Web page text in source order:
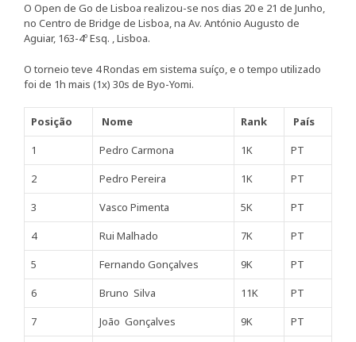
O Open de Go de Lisboa realizou-se nos dias 20 e 21 de Junho,
no Centro de Bridge de Lisboa, na Av. António Augusto de
Aguiar, 163-4º Esq. , Lisboa.
O torneio teve 4 Rondas em sistema suíço, e o tempo utilizado
foi de 1h mais (1x) 30s de Byo-Yomi.
Posição Nome Rank
País
1
Pedro Carmona 1K
PT
2
Pedro Pereira 1K
PT
3
Vasco Pimenta 5K
PT
4
Rui Malhado 7K
PT
5
Fernando Gonçalves 9K
PT
6
Bruno Silva 11K
PT
7
João Gonçalves 9K
PT